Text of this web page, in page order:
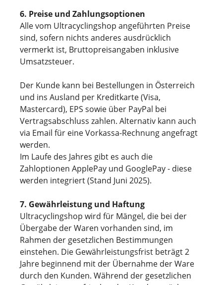
6. Preise und Zahlungsoptionen
Alle vom Ultracyclingshop angeführten Preise
sind, sofern nichts anderes ausdrücklich
vermerkt ist, Bruttopreisangaben inklusive
Umsatzsteuer.
Der Kunde kann bei Bestellungen in Österreich
und ins Ausland per Kreditkarte (Visa,
Mastercard), EPS sowie über PayPal bei
Vertragsabschluss zahlen. Alternativ kann auch
via Email für eine Vorkassa-Rechnung angefragt
werden.
Im Laufe des Jahres gibt es auch die
Zahloptionen ApplePay und GooglePay - diese
werden integriert (Stand Juni 2025).
7. Gewährleistung und Haftung
Ultracyclingshop wird für Mängel, die bei der
Übergabe der Waren vorhanden sind, im
Rahmen der gesetzlichen Bestimmungen
einstehen. Die Gewährleistungsfrist beträgt 2
Jahre beginnend mit der Übernahme der Ware
durch den Kunden. Während der gesetzlichen